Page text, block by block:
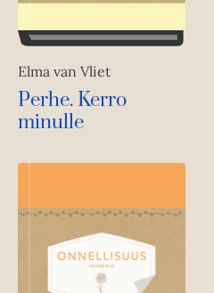
Elma van Vliet
Perhe. Kerro
minulle